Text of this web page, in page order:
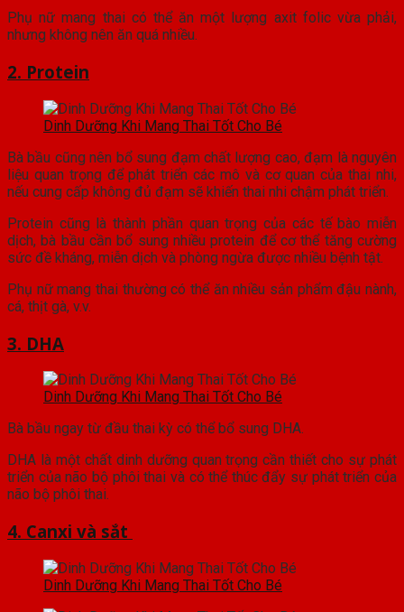
Phụ nữ mang thai có thể ăn một lượng axit folic vừa phải,
nhưng không nên ăn quá nhiều.
2. Protein
Dinh Dưỡng Khi Mang Thai Tốt Cho Bé
Bà bầu cũng nên bổ sung đạm chất lượng cao, đạm là nguyên
liệu quan trọng để phát triển các mô và cơ quan của thai nhi,
nếu cung cấp không đủ đạm sẽ khiến thai nhi chậm phát triển.
Protein cũng là thành phần quan trọng của các tế bào miễn
dịch, bà bầu cần bổ sung nhiều protein để cơ thể tăng cường
sức đề kháng, miễn dịch và phòng ngừa được nhiều bệnh tật.
Phụ nữ mang thai thường có thể ăn nhiều sản phẩm đậu nành,
cá, thịt gà, v.v.
3. DHA
Dinh Dưỡng Khi Mang Thai Tốt Cho Bé
Bà bầu ngay từ đầu thai kỳ có thể bổ sung DHA.
DHA là một chất dinh dưỡng quan trọng cần thiết cho sự phát
triển của não bộ phôi thai và có thể thúc đẩy sự phát triển của
não bộ phôi thai.
4. Canxi và sắt
Dinh Dưỡng Khi Mang Thai Tốt Cho Bé